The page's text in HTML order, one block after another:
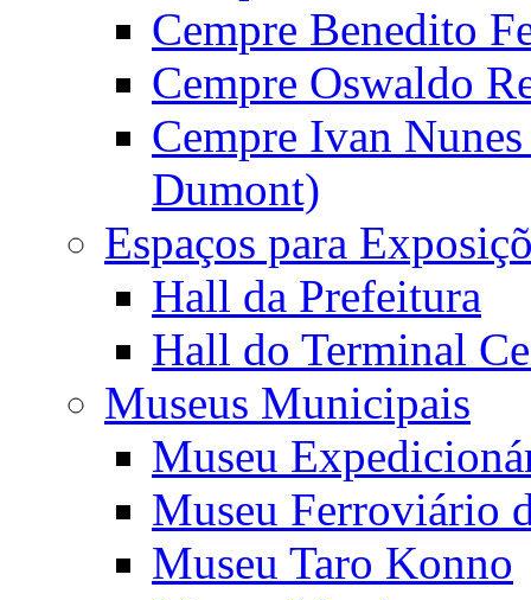
Cempre Benedito
Cempre Oswaldo
Cempre Ivan
Dumont)
Espaços para
Hall da Prefeitura
Hall do Terminal
Museus Municipais
Museu
Museu Ferroviário
Museu Taro Konno